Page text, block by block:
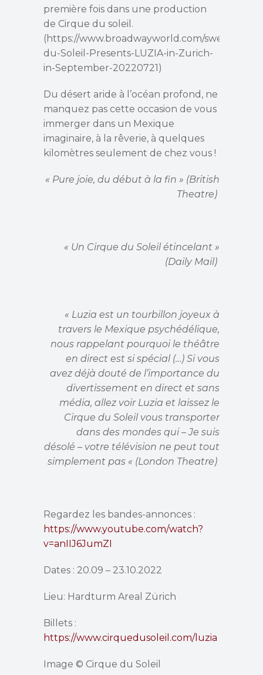
première fois dans une production
de Cirque du soleil.
(https://www.broadwayworld.com/sweden/
du-Soleil-Presents-LUZIA-in-Zurich-
in-September-20220721)
Du désert aride à l’océan profond, ne
manquez pas cette occasion de vous
immerger dans un Mexique
imaginaire, à la rêverie, à quelques
kilomètres seulement de chez vous !
« Pure joie, du début à la fin » (British
Theatre)
« Un Cirque du Soleil étincelant »
(Daily Mail)
« Luzia est un tourbillon joyeux à
travers le Mexique psychédélique,
nous rappelant pourquoi le théâtre
en direct est si spécial (…) Si vous
avez déjà douté de l’importance du
divertissement en direct et sans
média, allez voir Luzia et laissez le
Cirque du Soleil vous transporter
dans des mondes qui – Je suis
désolé – votre télévision ne peut tout
simplement pas « (London Theatre)
Regardez les bandes-annonces :
https://www.youtube.com/watch?
v=anIIJ6JumZI
Dates : 20.09 – 23.10.2022
Lieu: Hardturm Areal Zürich
Billets :
https://www.cirquedusoleil.com/luzia
Image © Cirque du Soleil